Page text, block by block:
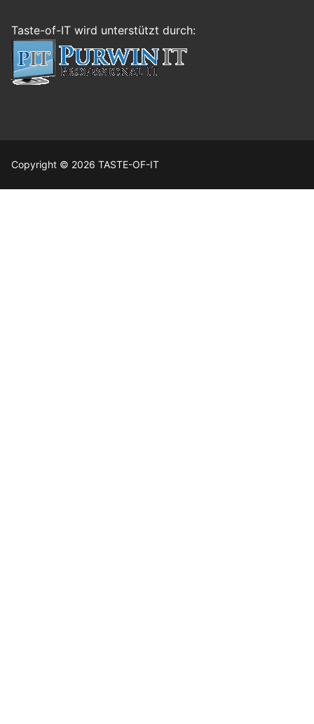
Taste-of-IT wird unterstützt durch:
Copyright © 2026 TASTE-OF-IT